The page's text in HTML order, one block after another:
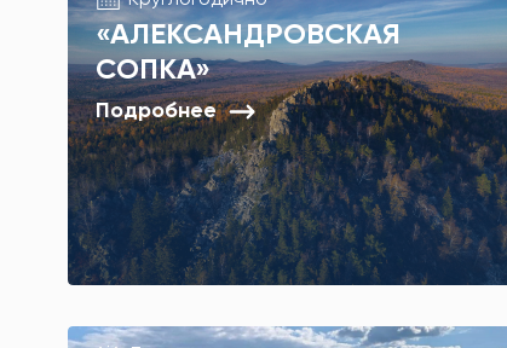
«АЛЕКСАНДРОВСКАЯ
СОПКА»
Подробнее